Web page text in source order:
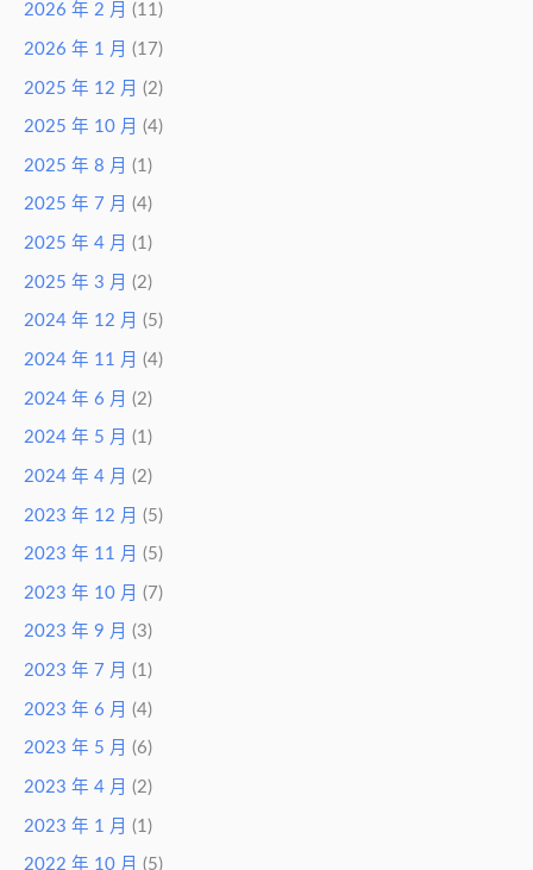
2026 年 2 月 (11)
2026 年 1 月 (17)
2025 年 12 月 (2)
2025 年 10 月 (4)
2025 年 8 月 (1)
2025 年 7 月 (4)
2025 年 4 月 (1)
2025 年 3 月 (2)
2024 年 12 月 (5)
2024 年 11 月 (4)
2024 年 6 月 (2)
2024 年 5 月 (1)
2024 年 4 月 (2)
2023 年 12 月 (5)
2023 年 11 月 (5)
2023 年 10 月 (7)
2023 年 9 月 (3)
2023 年 7 月 (1)
2023 年 6 月 (4)
2023 年 5 月 (6)
2023 年 4 月 (2)
2023 年 1 月 (1)
2022 年 10 月 (5)